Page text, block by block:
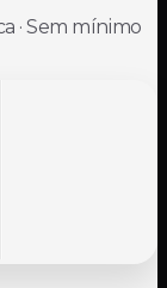
· Sem mínimo